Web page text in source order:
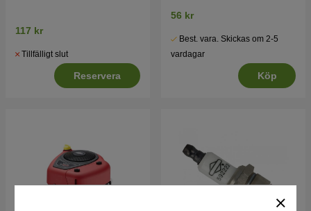
117 kr
Tillfälligt slut
Reservera
56 kr
Best. vara. Skickas om 2-5
vardagar
Köp